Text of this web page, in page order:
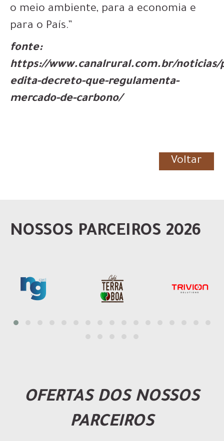
o meio ambiente, para a economia e
para o País.”
fonte:
https://www.canalrural.com.br/noticias/
edita-decreto-que-regulamenta-
mercado-de-carbono/
Voltar
NOSSOS PARCEIROS 2026
OFERTAS DOS NOSSOS
PARCEIROS